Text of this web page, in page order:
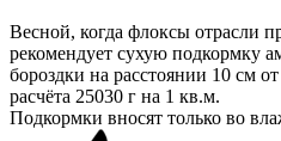
Весной, когда флоксы отрасли
рекомендует сухую подкормку
бороздки на расстоянии 10 см
расчёта 25030 г на 1 кв.м.
Подкормки вносят только во